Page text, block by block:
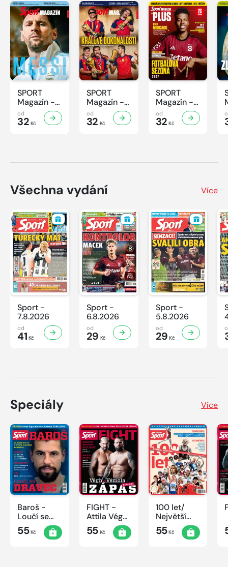
SPORT
Magazín -
32/2026
od
32 Kč
SPORT
Magazín -
31/2026
od
32 Kč
SPORT
Magazín -
30/2026
od
32 Kč
Všechna vydání Více
Sport -
7.8.2026
od
41 Kč
Sport -
6.8.2026
od
29 Kč
Sport -
5.8.2026
od
29 Kč
Speciály Více
Baroš -
Loučí se
dravec
55Kč
FIGHT -
Attila Végh
vs. Karlos
Vémola
55Kč
100 let/
Největší
okamžiky
českého
55Kč